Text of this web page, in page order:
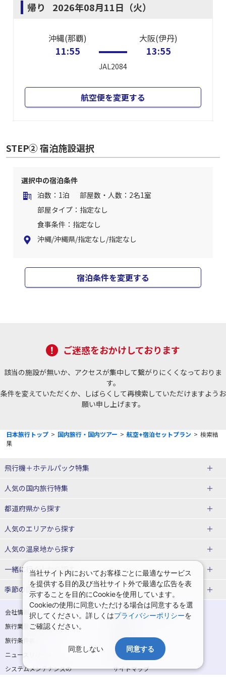
帰り 2026年08月11日（火）
沖縄(那覇)
11:55
JAL2084
大阪(伊丹)
13:55
航空便を変更する
STEP② 宿泊施設選択
選択中の宿泊条件
泊数：1泊
部屋数・人数：2名1室
部屋タイプ：指定なし
食事条件：指定なし
沖縄/沖縄県/指定なし/指定なし
宿泊条件を変更する
ご迷惑をおかけしております
該当の施設が無いか、アクセスが集中して繋がりにくくなっておりま
す。
条件を変えていただくか、しばらくして再検索していただけますようお
願い申し上げます。
日本旅行トップ > 国内旅行・国内ツアー > 航空+宿泊セットプラン > 検索結
果
飛行機＋ホテルパック特集
赤い風船ダイナミックパッケージ
ＪＡＬで行く飛行機+ホテルパック
人気の国内旅行特集
東京ディズニーリゾート®への旅
ユニバーサル・スタジオ・ジャパ
都道府県から探す
北海道旅行・ツアー
東北
青森旅行・ツアー
岩手旅行・ツアー
宮城旅行・ツアー
秋田旅行・ツアー
山形旅行・ツアー
福島旅行・ツアー
関東
東京旅行・ツアー
神奈川旅行・ツアー
人気のエリアから探す
函館旅行 札幌旅行
仙台旅行
那須旅行
日光旅行
小笠原旅行
大島旅行
人気の温泉地から探す
北海道
湯の川温泉(北海道)
定山渓温泉(北海道)
十勝川温泉(北海道)
阿寒湖温泉(北海道)
洞爺湖温泉(北海道)
層雲峡温泉(北海道)
知床温泉(北海道)
一緒に行く人から探す
一人旅 国内版
家族・子連れ旅行 国内版
カップル・夫婦旅行 国内版
女子旅 国内版
卒業旅行・学生旅行 国内版
季節の国内旅行特集
桜・お花見特集
ゴールデンウィーク（GW）の国内
旅行
夏休み・お盆の国内旅行
7月の国内旅行
8月の国内旅行
9月の国内旅行
10月の国内旅行
11月の国内旅行
会社情報
プライバシーポリシー
旅行業登録票・約款
旅行条件書
商標について
ニュースリリース
採用情報
システムメンテナンスの
サイトマップ
当社サイト内においてお客様ごとに最適なサービス
を提供する目的及び当社サイト外で最適な広告を表
示することを目的にCookieを使用しています。
Cookieの使用に同意いただける場合は同意するを選
択してください。詳しくはプライバシーポリシーを
ご確認ください。
同意しない 同意する